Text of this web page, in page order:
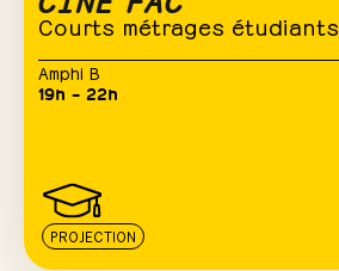
Courts métrages étudiants
Amphi B
19h – 22h
PROJECTION